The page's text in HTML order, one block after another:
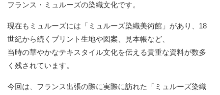
フランス・ミュルーズの染織文化です。
現在もミュルーズには「ミュルーズ染織美術館」があり、18
世紀から続くプリント生地や図案、見本帳など、
当時の華やかなテキスタイル文化を伝える貴重な資料が数多
く残されています。
今回は、フランス出張の際に実際に訪れた「ミュルーズ染織